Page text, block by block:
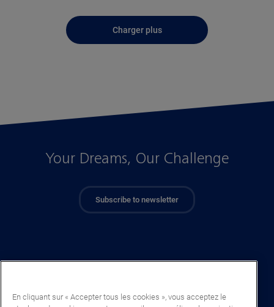
Charger plus
Your Dreams, Our Challenge
Subscribe to newsletter
En cliquant sur « Accepter tous les cookies », vous acceptez le